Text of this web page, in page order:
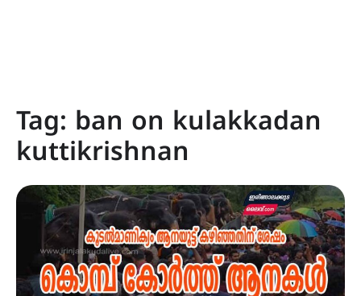
Tag: ban on kulakkadan
kuttikrishnan